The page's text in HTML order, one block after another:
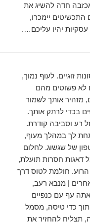
אכזבה חדה להשיג את
יימכרו,
יהיו עליכם….
זוגיים. לעוף נמוך,
לא פשוטים מהם
מזהיר אותך לשמור
בכדי לרתק אותך.
רע וסביבה קודרת.
לך במהלך מעוף,
של שגשוג. לחלום
דאגות חסרות תועלת,
הרוע. חולמת לטוס דרך
| מנבא רעב,
עף עם כנפיים
כדי טיסה, מסמל
תצליח להחזיר את